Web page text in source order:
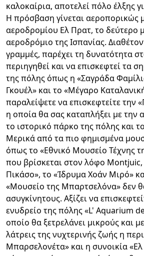
καλοκαίρια, αποτελεί πόλο έλξης
Η πρόσβαση γίνεται αεροπορικώς
αεροδρομίου Ελ Πρατ, το δεύτερο
αεροδρόμιο της Ισπανίας.
γραμμές, παρέχει τη δυνατότητα
περιηγηθεί και να επισκεφτεί τα
της πόλης όπως η «Σαγράδα
Γκουέλ» και το «Μέγαρο
παραλείψετε να επισκεφτείτε την
η οποία θα σας καταπλήξει με την
το ιστορικό πάρκο της πόλης και
Μερικά από τα πιο φημισμένα
όπως το «Εθνικό Μουσείο Τέχνης
που βρίσκεται στον λόφο
Πικάσο», το «Ίδρυμα Χοάν Μιρό»
«Μουσείο της Μπαρτσελόνα» δεν
ασυγκίνητους. Αξίζει να
ενυδρείο της πόλης «L' Aquarium
οποίο θα ξετρελάνει μικρούς και
λάτρεις της νυχτερινής ζωής η
Μπαρσελονέτα» και η συνοικία «Ελ